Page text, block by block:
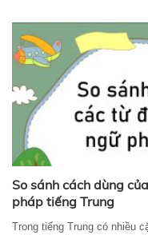
So sánh cách dùng
pháp tiếng Trung
Trong tiếng Trung có nhiều